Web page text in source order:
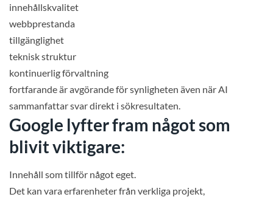
innehållskvalitet
webbprestanda
tillgänglighet
teknisk struktur
kontinuerlig förvaltning
fortfarande är avgörande för synligheten även när AI
sammanfattar svar direkt i sökresultaten.
Google lyfter fram något som
blivit viktigare:
Innehåll som tillför något eget.
Det kan vara erfarenheter från verkliga projekt,